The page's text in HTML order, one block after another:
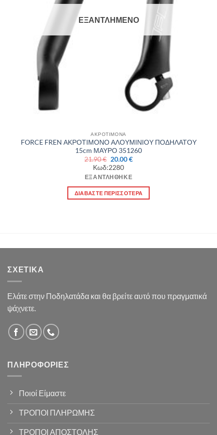
ΕΞΑΝΤΛΗΜΈΝΟ
ΑΚΡΟΤΙΜΟΝΑ
FORCE FREN ΑΚΡΟΤΙΜΟΝΟ ΑΛΟΥΜΙΝΙΟΥ ΠΟΔΗΛΑΤΟΥ
15cm ΜΑΥΡΟ 351260
21.90€ Original
price
was:
21.90 €.
20.00€Η
είναι:
Κωδ:2280
ΕΞΑΝΤΛΉΘΗΚΕ
ΔΙΑΒΆΣΤΕ ΠΕΡΙΣΣΌΤΕΡΑ
ΣΧΕΤΙΚΆ
Ελάτε στην Ποδηλατάδα και θα βρείτε αυτό που πραγματικά
ψάχνετε.
ΠΛΗΡΟΦΟΡΊΕΣ
Ποιοί Είμαστε
ΤΡΟΠΟΙ ΠΛΗΡΩΜΗΣ
ΤΡΟΠΟΙ ΑΠΟΣΤΟΛΗΣ